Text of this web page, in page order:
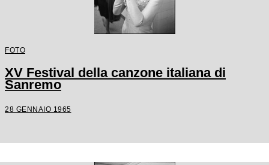
FOTO
XV Festival della canzone italiana di
Sanremo
28 GENNAIO 1965